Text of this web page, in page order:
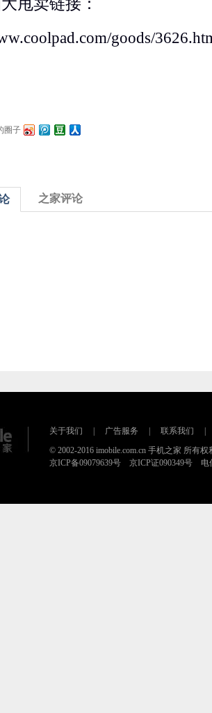
甩卖链接：
goods/
圈子
之家评论
关于我们 广告服务 联系我们
© 2002-2016 imobile.com.cn 手机之家 所有权
京ICP备09079639号 京ICP证090349号 电